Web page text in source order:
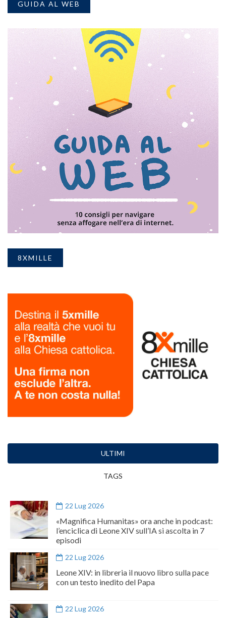
GUIDA AL WEB
8XMILLE
ULTIMI
TAGS
22 Lug 2026
«Magnifica Humanitas» ora anche in podcast:
l’enciclica di Leone XIV sull’IA si ascolta in 7
episodi
22 Lug 2026
Leone XIV: in libreria il nuovo libro sulla pace
con un testo inedito del Papa
22 Lug 2026